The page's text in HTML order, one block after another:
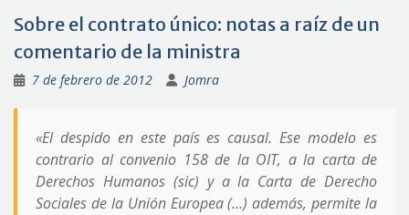
Sobre el contrato único: notas a raíz de un
comentario de la ministra
7 de febrero de 2012 Jomra
«El despido en este país es causal. Ese modelo es
contrario al convenio 158 de la OIT, a la carta de
Derechos Humanos (sic) y a la Carta de Derecho
Sociales de la Unión Europea (…) además, permite la